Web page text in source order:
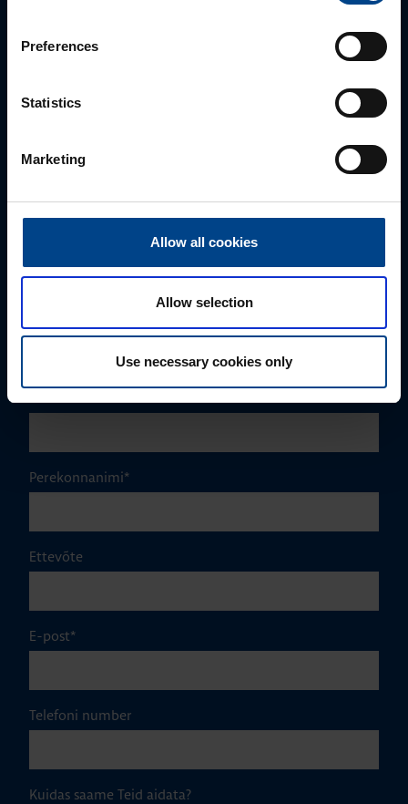
Preferences
Statistics
Marketing
Allow all cookies
Allow selection
Use necessary cookies only
MÜÜGIJUHT
+372 56560000
Eesnimi*
Perekonnanimi*
Ettevõte
E-post*
Telefoni number
Kuidas saame Teid aidata?